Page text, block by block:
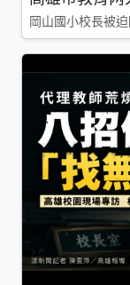
岡山國小校長被